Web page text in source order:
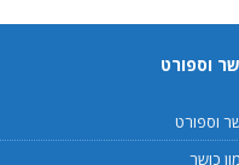
וספורט
וספורט
כושר